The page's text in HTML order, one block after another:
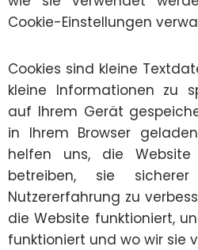
Cookie-Einstellungen
Cookies sind kleine
kleine Informationen zu
auf Ihrem Gerät
in Ihrem Browser
helfen uns, die Website
betreiben, sie
Nutzererfahrung zu
die Website funktioniert,
funktioniert und wo wir sie